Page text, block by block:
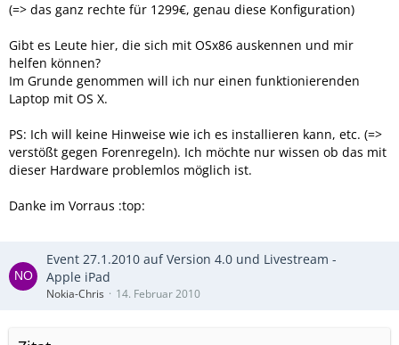
(=> das ganz rechte für 1299€, genau diese Konfiguration)
Gibt es Leute hier, die sich mit OSx86 auskennen und mir
helfen können?
Im Grunde genommen will ich nur einen funktionierenden
Laptop mit OS X.
PS: Ich will keine Hinweise wie ich es installieren kann, etc. (=>
verstößt gegen Forenregeln). Ich möchte nur wissen ob das mit
dieser Hardware problemlos möglich ist.
Danke im Vorraus :top:
Event 27.1.2010 auf Version 4.0 und Livestream -
Apple iPad
Nokia-Chris 14. Februar 2010